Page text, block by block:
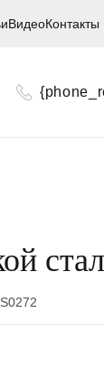
ВидеоКонтакты